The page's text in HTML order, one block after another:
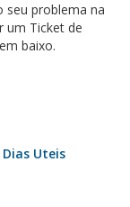
seu problema na
um Ticket de
baixo.
Uteis